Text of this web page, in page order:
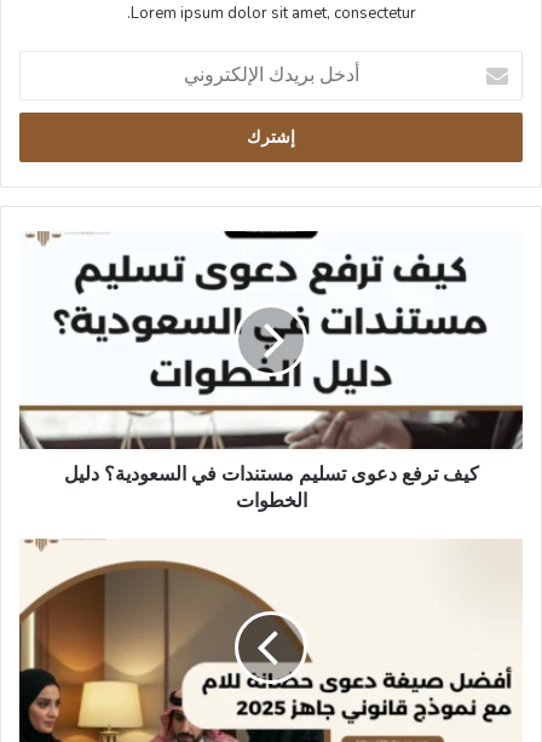
Lorem ipsum dolor sit amet, consectetur.
بريدك
الإلكتروني
تسليم
دليل
الخطوات
كيف ترفع دعوى تسليم مستندات في السعودية؟ دليل
الخطوات
مع
نموذج
قانوني